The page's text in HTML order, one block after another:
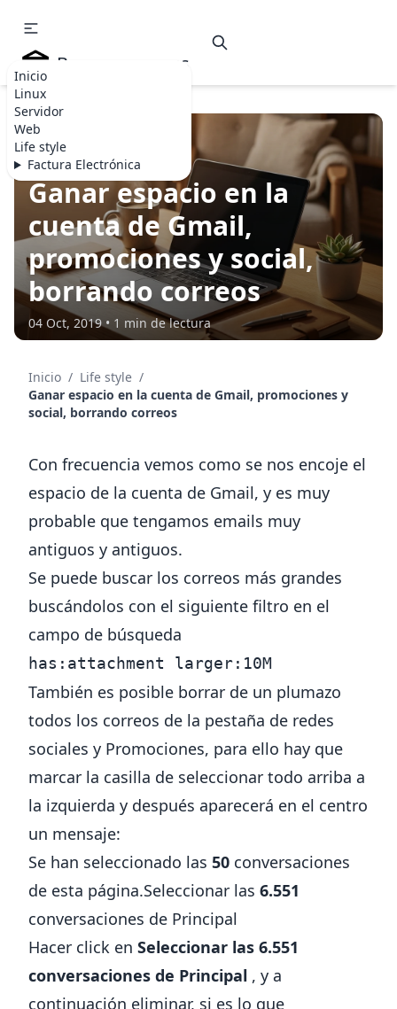
Inicio
Linux
Servidor
Web
Life style
Factura Electrónica
Becommerce.es
LIFE STYLE
Ganar espacio en la
cuenta de Gmail,
promociones y social,
borrando correos
04 Oct, 2019 • 1 min de lectura
Inicio / Life style /
Ganar espacio en la cuenta de Gmail, promociones y
social, borrando correos
Con frecuencia vemos como se nos encoje el
espacio de la cuenta de Gmail, y es muy
probable que tengamos emails muy
antiguos y antiguos.
Se puede buscar los correos más grandes
buscándolos con el siguiente filtro en el
campo de búsqueda
has:attachment larger:10M
También es posible borrar de un plumazo
todos los correos de la pestaña de redes
sociales y Promociones, para ello hay que
marcar la casilla de seleccionar todo arriba a
la izquierda y después aparecerá en el centro
un mensaje:
Se han seleccionado las 50 conversaciones
de esta página.Seleccionar las 6.551
conversaciones de Principal
Hacer click en Seleccionar las 6.551
conversaciones de Principal , y a
continuación eliminar, si es lo que